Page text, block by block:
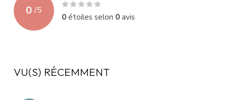
0 /5
0étoiles selon 0avis
VU(S) RÉCEMMENT